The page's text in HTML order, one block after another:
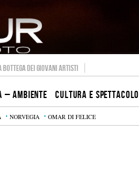
BOTTEGA DEI GIOVANI ARTISTI
– AMBIENTE CULTURA E SPETTACOLO
NORVEGIA OMAR DI FELICE